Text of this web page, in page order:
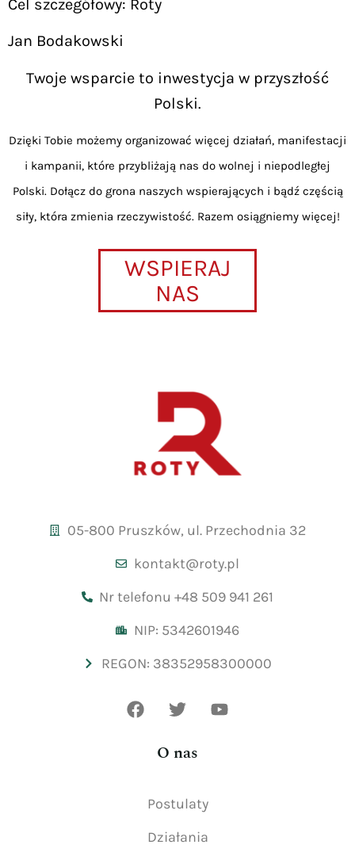
Cel szczegółowy: Roty
Jan Bodakowski
Twoje wsparcie to inwestycja w przyszłość
Polski.
Dzięki Tobie możemy organizować więcej działań, manifestacji
i kampanii, które przybliżają nas do wolnej i niepodległej
Polski. Dołącz do grona naszych wspierających i bądź częścią
siły, która zmienia rzeczywistość. Razem osiągniemy więcej!
WSPIERAJ
NAS
05-800 Pruszków, ul. Przechodnia 32
kontakt@roty.pl
Nr telefonu +48 509 941 261
NIP: 5342601946
REGON: 38352958300000
O nas
Postulaty
Działania